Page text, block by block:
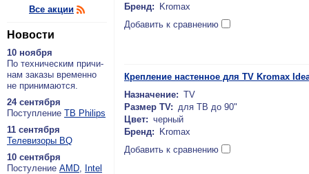
Все акции
Новости
10 ноября
По тех­ни­че­ским при­чи­
нам за­ка­зы вре­мен­но
не при­ни­ма­ют­ся.
24 сентября
По­ступ­ле­ние ТВ Philips
11 сентября
Теле­ви­зо­ры BQ
10 сентября
По­сту­ле­ние AMD, Intel
Бренд:
Kromax
Добавить к сравнению
Крепление настенное для TV Kromax
Назначение: TV
Размер TV: для ТВ до 90"
Цвет: черный
Бренд:
Kromax
Добавить к сравнению